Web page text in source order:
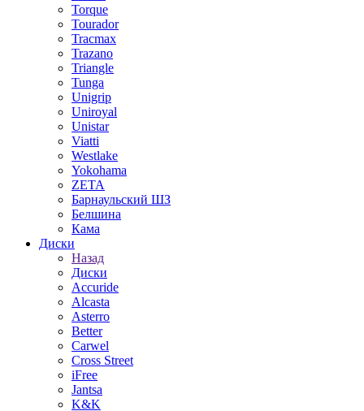
Torque
Tourador
Tracmax
Trazano
Triangle
Tunga
Unigrip
Uniroyal
Unistar
Viatti
Westlake
Yokohama
ZETA
Барнаульский ШЗ
Белшина
Кама
Диски
Назад
Диски
Accuride
Alcasta
Asterro
Better
Carwel
Cross Street
iFree
Jantsa
K&K